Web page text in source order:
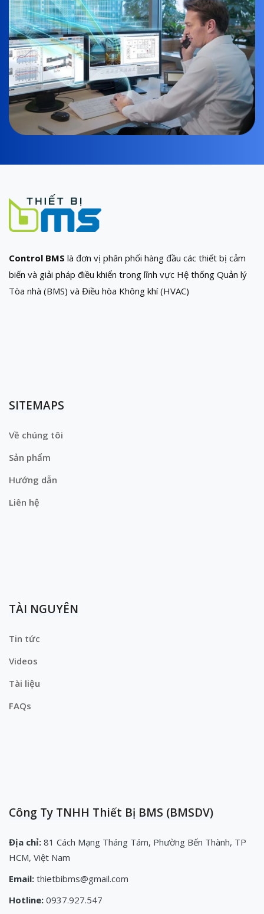
Control BMS là đơn vị phân phối hàng đầu các thiết bị cảm
biến và giải pháp điều khiển trong lĩnh vực Hệ thống Quản lý
Tòa nhà (BMS) và Điều hòa Không khí (HVAC)
SITEMAPS
Về chúng tôi
Sản phẩm
Hướng dẫn
Liên hệ
TÀI NGUYÊN
Tin tức
Videos
Tài liệu
FAQs
Công Ty TNHH Thiết Bị BMS (BMSDV)
Địa chỉ: 81 Cách Mạng Tháng Tám, Phường Bến Thành, TP
HCM, Việt Nam
Email: thietbibms@gmail.com
Hotline: 0937.927.547